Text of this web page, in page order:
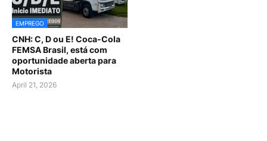
EMPREGO
CNH: C, D ou E! Coca-Cola
FEMSA Brasil, está com
oportunidade aberta para
Motorista
April 21, 2026